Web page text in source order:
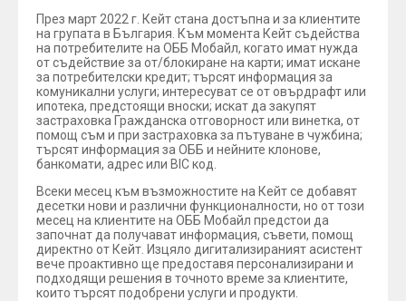
През март 2022 г. Кейт стана достъпна и за клиентите
на групата в България. Към момента Кейт съдейства
на потребителите на ОББ Мобайл, когато имат нужда
от съдействие за от/блокиране на карти; имат искане
за потребителски кредит; търсят информация за
комуникални услуги; интересуват се от овърдрафт или
ипотека, предстоящи вноски; искат да закупят
застраховка Гражданска отговорност или винетка, от
помощ съм и при застраховка за пътуване в чужбина;
търсят информация за ОББ и нейните клонове,
банкомати, адрес или BIC код.
Всеки месец към възможностите на Кейт се добавят
десетки нови и различни функционалности, но от този
месец на клиентите на ОББ Мобайл предстои да
започнат да получават информация, съвети, помощ
директно от Кейт. Изцяло дигитализираният асистент
вече проактивно ще предоставя персонализирани и
подходящи решения в точното време за клиентите,
които търсят подобрени услуги и продукти.